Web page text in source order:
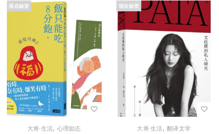
现在缺货
大将·生活, 心理励志
现在缺货
大将·生活,翻译文学